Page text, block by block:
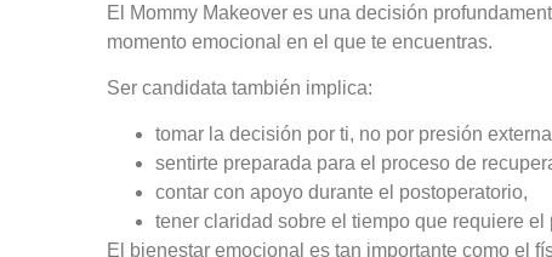
El Mommy Makeover es una decisión
momento emocional en el que te encuentras.
Ser candidata también implica:
tomar la decisión por ti, no por presión
sentirte preparada para el proceso de
contar con apoyo durante el postoperatorio,
tener claridad sobre el tiempo que requiere el
El bienestar emocional es tan importante como el